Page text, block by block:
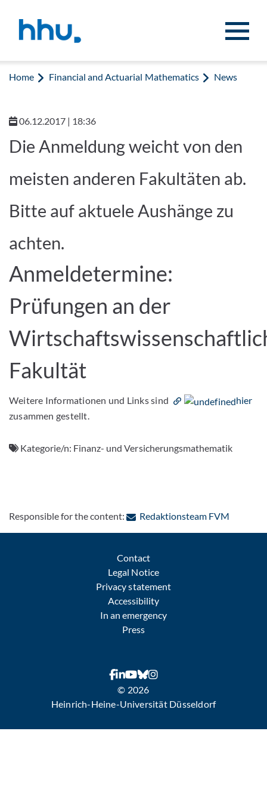
Home Financial and Actuarial Mathematics News
06.12.2017 | 18:36
Die Anmeldung weicht von den
meisten anderen Fakultäten ab.
Bitte auf aktuele Aushänge zu
achten.
Anmeldetermine:
Prüfungen an der
Fakultät
Weitere Informationen und Links sind
hier
zusammen gestellt.
Kategorie/n: Finanz- und Versicherungsmathematik
Responsible for the content: Redaktionsteam FVM:
Contact
Legal Notice
Privacy statement
Accessibility
In an emergency
Press
© 2026
Heinrich-Heine-Universität Düsseldorf